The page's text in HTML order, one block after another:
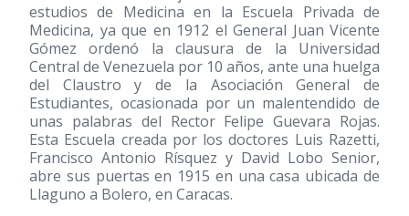
estudios de Medicina en la Escuela Privada de
Medicina, ya que en 1912 el General Juan Vicente
Gómez ordenó la clausura de la Universidad
Central de Venezuela por 10 años, ante una huelga
del Claustro y de la Asociación General de
Estudiantes, ocasionada por un malentendido de
unas palabras del Rector Felipe Guevara Rojas.
Esta Escuela creada por los doctores Luis Razetti,
Francisco Antonio Rísquez y David Lobo Senior,
abre sus puertas en 1915 en una casa ubicada de
Llaguno a Bolero, en Caracas.